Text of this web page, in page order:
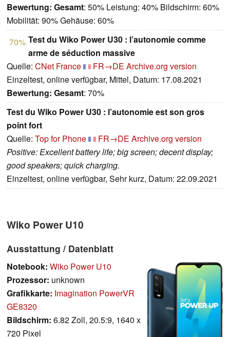
Bewertung: Gesamt: 50% Leistung: 40% Bildschirm: 60%
Mobilität: 90% Gehäuse: 60%
70% Test du Wiko Power U30 : l’autonomie comme
arme de séduction massive
Quelle: CNet France FR→DE Archive.org version
Einzeltest, online verfügbar, Mittel, Datum: 17.08.2021
Bewertung: Gesamt: 70%
Test du Wiko Power U30 : l’autonomie est son gros
point fort
Quelle: Top for Phone FR→DE Archive.org version
Positive: Excellent battery life; big screen; decent display;
good speakers; quick charging.
Einzeltest, online verfügbar, Sehr kurz, Datum: 22.09.2021
Wiko Power U10
Ausstattung / Datenblatt
Notebook: Wiko Power U10
Prozessor: unknown
Grafikkarte: Imagination PowerVR
GE8320
Bildschirm: 6.82 Zoll, 20.5:9, 1640 x
720 Pixel